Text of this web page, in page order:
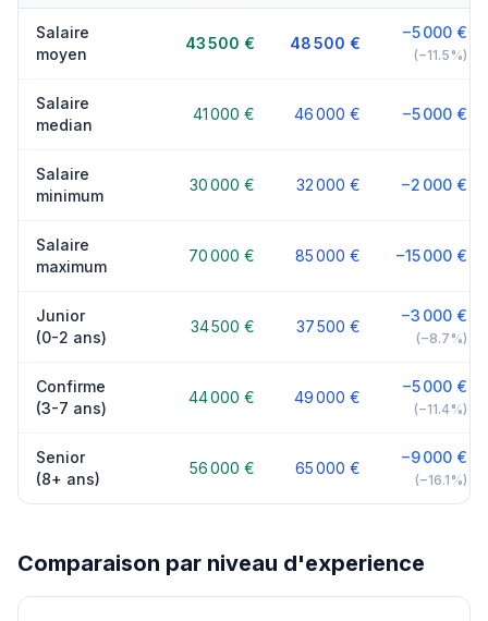
Salaire
moyen
43 500 € 48 500 €
−5 000 €
(−11.5%)
Salaire
median
41 000 € 46 000 € −5 000 €
Salaire
minimum
30 000 € 32 000 € −2 000 €
Salaire
maximum
70 000 € 85 000 € −15 000 €
Junior
(0-2 ans)
34 500 € 37 500 €
−3 000 €
(−8.7%)
Confirme
(3-7 ans)
44 000 € 49 000 €
−5 000 €
(−11.4%)
Senior
(8+ ans)
56 000 € 65 000 €
−9 000 €
(−16.1%)
Comparaison par niveau d'experience